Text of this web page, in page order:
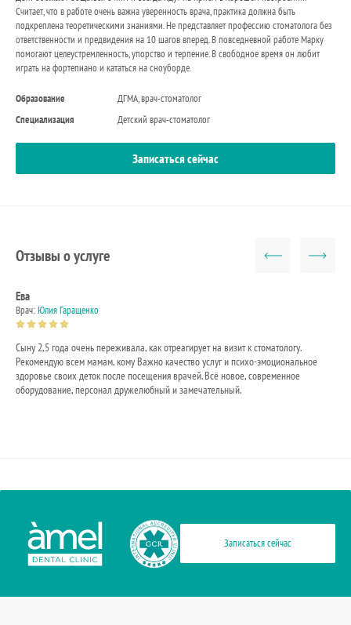
Считает, что в работе очень важна уверенность врача, практика должна быть
подкреплена теоретическими знаниями. Не представляет профессию стоматолога без
ответственности и предвидения на 10 шагов вперед. В повседневной работе Марку
помогают целеустремленность, упорство и терпение. В свободное время он любит
играть на фортепиано и кататься на сноуборде.
Образование
ДГМА, врач-стоматолог
Специализация
Детский врач-стоматолог
Записаться сейчас
Отзывы о услуге
Ева
Врач:Юлия Гаращенко
Сыну 2,5 года очень переживала, как отреагирует на визит к стоматологу.
Рекомендую всем мамам, кому Важно качество услуг и психо-эмоциональное
здоровье своих деток после посещения врачей. Всё новое, современное
оборудование, персонал дружелюбный и замечательный.
Записаться сейчас